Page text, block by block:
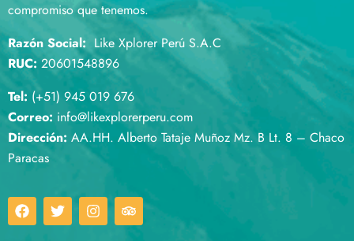
compromiso que tenemos.
Razón Social: Like Xplorer Perú S.A.C
RUC:20601548896
Tel: (+51) 945 019 676
Correo: info@likexplorerperu.com
Dirección: AA.HH. Alberto Tataje Muñoz Mz. B Lt. 8 – Chaco
Paracas